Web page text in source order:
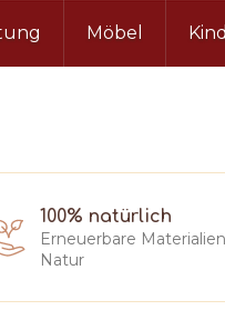
Möbel
100% natürlich
Erneuerbare
Natur